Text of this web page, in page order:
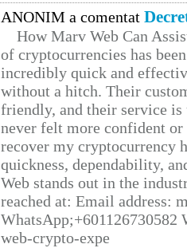
ANONIM a comentat
How Marv Web Can
of cryptocurrencies has
incredibly quick and
without a hitch. Their
friendly, and their service
never felt more confident
recover my cryptocurrency
quickness, dependability,
Web stands out in the
reached at: Email address:
web-crypto-expe